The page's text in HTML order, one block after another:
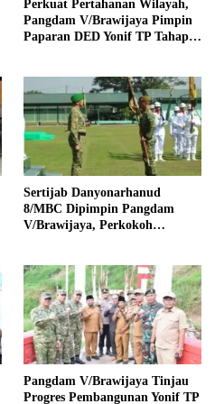
Perkuat Pertahanan Wilayah,
Pangdam V/Brawijaya Pimpin
Paparan DED Yonif TP Tahap
Sertijab Danyonarhanud
8/MBC Dipimpin Pangdam
V/Brawijaya, Perkokoh
Pangdam V/Brawijaya Tinjau
Progres Pembangunan Yonif TP